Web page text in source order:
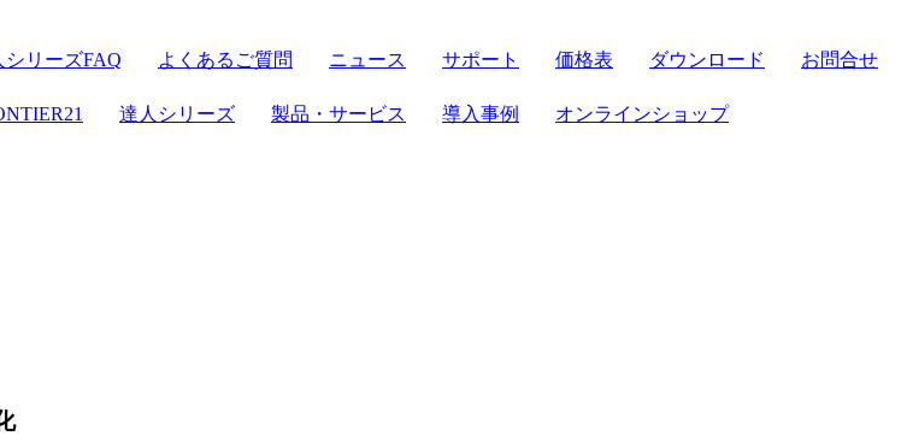
シリーズFAQ
よくあるご質問
ニュース サポート 価格表 ダウンロード お問合せ
達人シリーズ
製品・サービス
導入事例 オンラインショップ